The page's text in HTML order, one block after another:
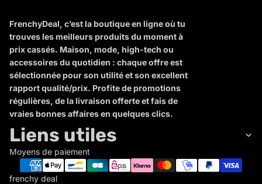
FrenchyDeal, c’est la boutique en ligne où tu
trouves les meilleurs produits du moment à
prix cassés. Maison, mode, high-tech ou
accessoires du quotidien : chaque offre est
sélectionnée pour son utilité et son excellent
rapport qualité/prix. Profite de promotions
régulières, de la livraison offerte et fais de
vraies bonnes affaires en quelques clics.
Liens utiles
Moyens de paiement
frenchy deal